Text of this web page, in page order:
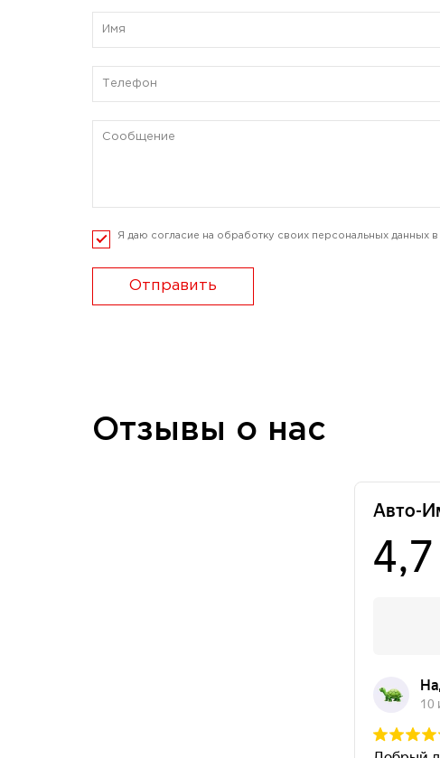
Я даю согласие на обработку своих персональных данных в
Отправить
Отзывы о нас